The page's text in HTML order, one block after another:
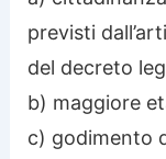
previsti
del decreto
b) maggiore
c) godimento